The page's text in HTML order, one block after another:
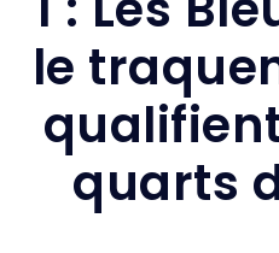
le
quarts